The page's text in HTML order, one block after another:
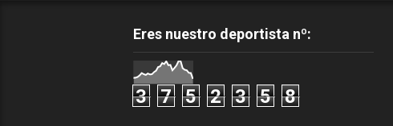
Eres nuestro deportista nº:
3 7 5 2 3 5 8